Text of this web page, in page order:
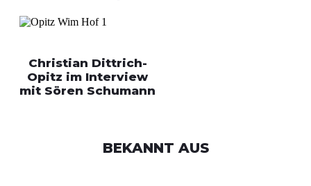
Christian Dittrich-
Opitz im Interview
mit Sören Schumann
BEKANNT AUS